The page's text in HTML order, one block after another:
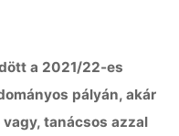
a 2021/22-es
pályán, akár
tanácsos azzal